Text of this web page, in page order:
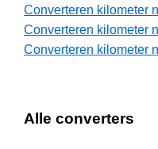
Converteren kilometer
Converteren kilometer
Converteren kilometer
Alle converters